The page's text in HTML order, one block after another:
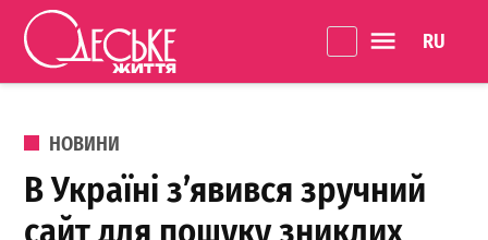
Перейти до вмісту
Життя
ОПУБЛІКОВАНО В
НОВИНИ
В Україні з’явився зручний